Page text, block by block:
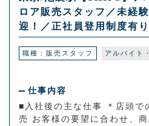
ロア販売スタッフ／未経
迎！／正社員登用制度有
職種：販売スタッフ アルバイト
仕事内容
■入社後の主な仕事 ＊店頭で
売 お客様の要望に合わせ、